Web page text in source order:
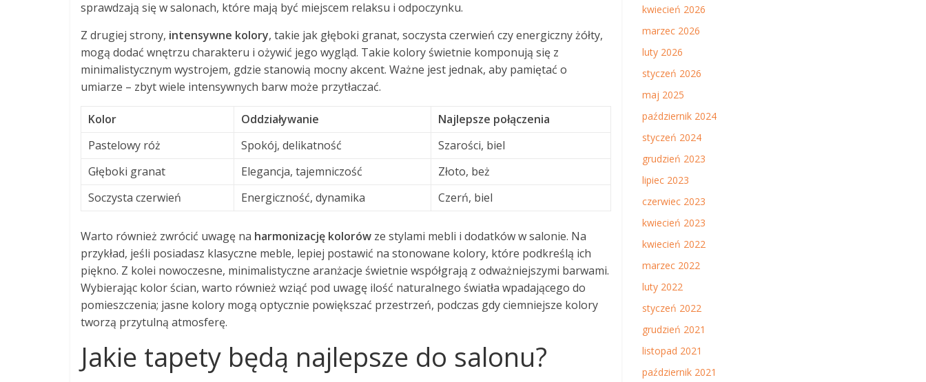
sprawdzają się w salonach, które mają być miejscem relaksu i odpoczynku.
Z drugiej strony, intensywne kolory, takie jak głęboki granat, soczysta czerwień czy energiczny żółty,
mogą dodać wnętrzu charakteru i ożywić jego wygląd. Takie kolory świetnie komponują się z
minimalistycznym wystrojem, gdzie stanowią mocny akcent. Ważne jest jednak, aby pamiętać o
umiarze – zbyt wiele intensywnych barw może przytłaczać.
Kolor Oddziaływanie
Najlepsze połączenia
Pastelowy róż
Spokój, delikatność
Szarości, biel
Głęboki granat
Elegancja, tajemniczość
Złoto, beż
Soczysta czerwień
Energiczność, dynamika Czerń, biel
Warto również zwrócić uwagę na harmonizację kolorów ze stylami mebli i dodatków w salonie. Na
przykład, jeśli posiadasz klasyczne meble, lepiej postawić na stonowane kolory, które podkreślą ich
piękno. Z kolei nowoczesne, minimalistyczne aranżacje świetnie współgrają z odważniejszymi barwami.
Wybierając kolor ścian, warto również wziąć pod uwagę ilość naturalnego światła wpadającego do
pomieszczenia; jasne kolory mogą optycznie powiększać przestrzeń, podczas gdy ciemniejsze kolory
tworzą przytulną atmosferę.
Jakie tapety będą najlepsze do salonu?
kwiecień 2026
marzec 2026
luty 2026
styczeń 2026
maj 2025
październik 2024
styczeń 2024
grudzień 2023
lipiec 2023
czerwiec 2023
kwiecień 2023
kwiecień 2022
marzec 2022
luty 2022
styczeń 2022
grudzień 2021
listopad 2021
październik 2021